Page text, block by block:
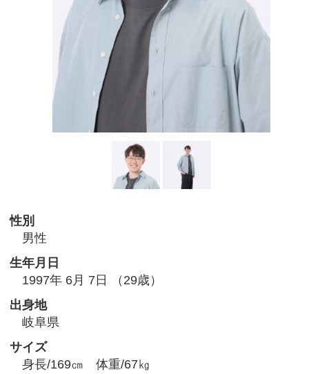
資料請求
キャスティング
動画配信
性別
男性
生年月日
1997年 6月 7日 （29歳）
出身地
岐阜県
サイズ
身長/169㎝ 体重/67㎏